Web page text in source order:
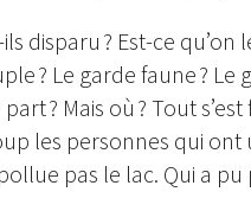
disparu ? Est-ce
? Le garde faune ?
? Mais où ? Tout
les personnes qui
pas le lac. Qui a pu